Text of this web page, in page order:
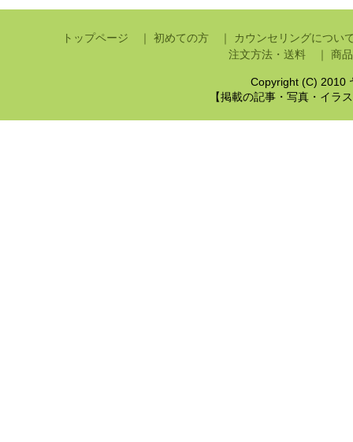
トップページ ｜ 初めての方 ｜
カウンセリングにつ
注文方法・送料 ｜
商
Copyright (C) 2010
【掲載の記事・写真・イラ